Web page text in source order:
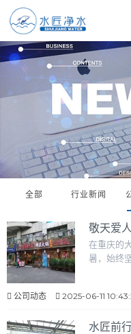
全部 行业新闻
敬天爱
在重庆的
暑，始终
公司动态 2025-06-11
水匠前